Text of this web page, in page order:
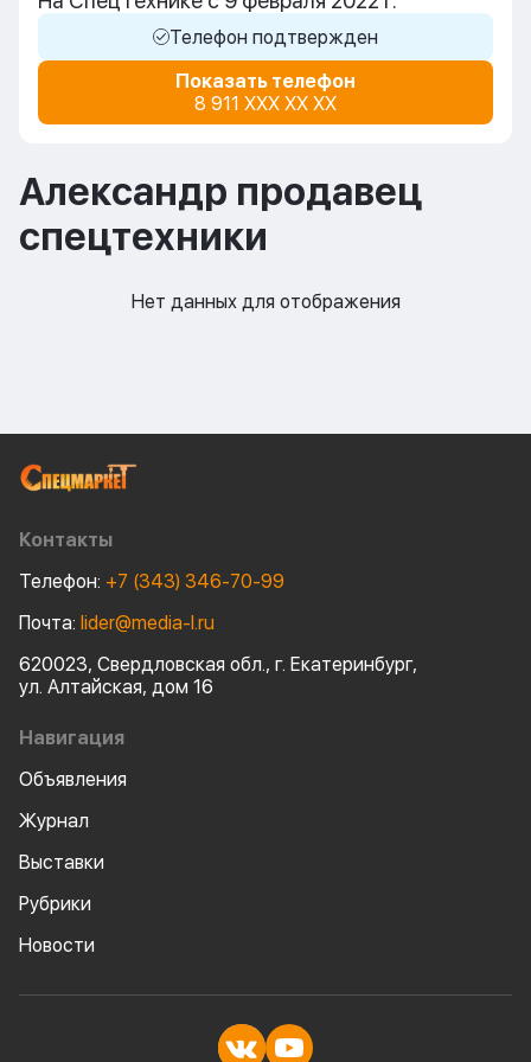
Телефон подтвержден
Показать телефон
8 911 XXX XX XX
Александр продавец
спецтехники
Нет данных для отображения
Навигация
Объявления
Журнал
Выставки
Рубрики
Новости
Контакты
Телефон: +7 (343) 346-70-99
Почта: lider@media-l.ru
620023, Свердловская обл., г. Екатеринбург,
ул. Алтайская, дом 16